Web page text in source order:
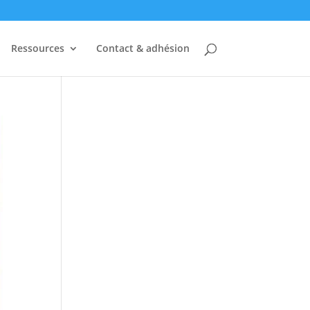
Ressources Contact & adhésion